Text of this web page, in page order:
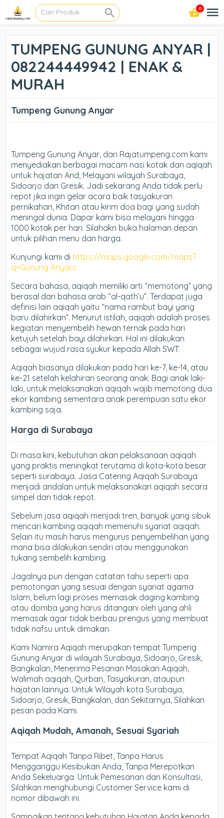
0
TUMPENG GUNUNG ANYAR |
082244449942 | ENAK &
MURAH
Tumpeng Gunung Anyar
Tumpeng Gunung Anyar, dari Rajatumpeng.com kami
menyediakan berbagai macam nasi kotak dan aqiqah
untuk hajatan And, Melayani wilayah Surabaya,
Sidoarjo dan Gresik. Jadi sekarang Anda tidak perlu
repot jika ingin gelar acara baik tasyakuran
pernikahan, Khitan atau kirim doa bagi yang sudah
meningal dunia. Dapar kami bisa melayani hingga
1000 kotak per hari. Silahakn buka halaman depan
untuk pilihan menu dan harga.
Kunjungi kami di https://maps.google.com/maps?
q=Gunung Anyars
Secara bahasa, aqiqah memiliki arti “memotong” yang
berasal dari bahasa arab “al-qath’u”. Terdapat juga
definisi lain aqiqah yaitu “nama rambut bayi yang
baru dilahirkan”. Menurut istilah, aqiqah adalah proses
kegiatan menyembelih hewan ternak pada hari
ketujuh setelah bayi dilahirkan. Hal ini dilakukan
sebagai wujud rasa syukur kepada Allah SWT.
Aqiqah biasanya dilakukan pada hari ke-7, ke-14, atau
ke-21 setelah kelahiran seorang anak. Bagi anak laki-
laki, untuk melaksanakan aqiqah wajib memotong dua
ekor kambing sementara anak perempuan satu ekor
kambing saja.
Harga di Surabaya
Di masa kini, kebutuhan akan pelaksanaan aqiqah
yang praktis meningkat terutama di kota-kota besar
seperti surabaya. Jasa Catering Aqiqah Surabaya
menjadi andalan untuk melaksanakan aqiqah secara
simpel dan tidak repot.
Sebelum jasa aqiqah menjadi tren, banyak yang sibuk
mencari kambing aqiqah memenuhi syariat aqiqah.
Selain itu masih harus mengurus penyembelihan yang
mana bisa dilakukan sendiri atau menggunakan
tukang sembelih kambing.
Jagalnya pun dengan catatan tahu seperti apa
pemotongan yang sesuai dengan syariat agama
Islam, belum lagi proses memasak daging kambing
atau domba yang harus ditangani oleh yang ahli
memasak agar tidak berbau prengus yang membuat
tidak nafsu untuk dimakan.
Kami Namira Aqiqah merupakan tempat Tumpeng
Gunung Anyar di wilayah Surabaya, Sidoarjo, Gresik,
Bangkalan, Menerima Pesanan Masakan Aqiqah,
Walimah aqiqah, Qurban, Tasyakuran, ataupun
hajatan lainnya. Untuk Wilayah kota Surabaya,
Sidoarjo, Gresik, Bangkalan, dan Sekitarnya, Silahkan
pesan pada Kami.
Aqiqah Mudah, Amanah, Sesuai Syariah
Tempat Aqiqah Tanpa Ribet, Tanpa Harus
Mengganggu Kesibukan Anda, Tanpa Merepotkan
Anda Sekeluarga. Untuk Pemesanan dan Konsultasi,
Silahkan menghubungi Customer Service kami di
nomor dibawah ini.